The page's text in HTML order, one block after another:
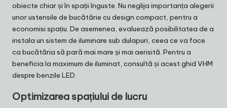
obiecte chiar și în spații înguste. Nu neglija importanța alegerii
unor ustensile de bucătărie cu design compact, pentru a
economisi spațiu. De asemenea, evaluează posibilitatea de a
instala un sistem de iluminare sub dulapuri, ceea ce va face
ca bucătăria să pară mai mare și mai aerisită. Pentru a
beneficia la maximum de iluminat, consultă și acest ghid VHM
despre benzile LED.
Optimizarea spațiului de lucru